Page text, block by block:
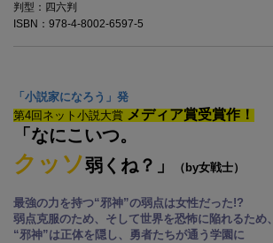
判型：四六判
ISBN：978-4-8002-6597-5
「小説家になろう」発
第4回ネット小説大賞 メディア賞受賞作！
「なにこいつ。
クッソ弱くね？」 （by女戦士）
最強の力を持つ“邪神”の弱点は女性だった!?
弱点克服のため、そして世界を恐怖に陥れるため、
“邪神”は正体を隠し、勇者たちが通う学園に